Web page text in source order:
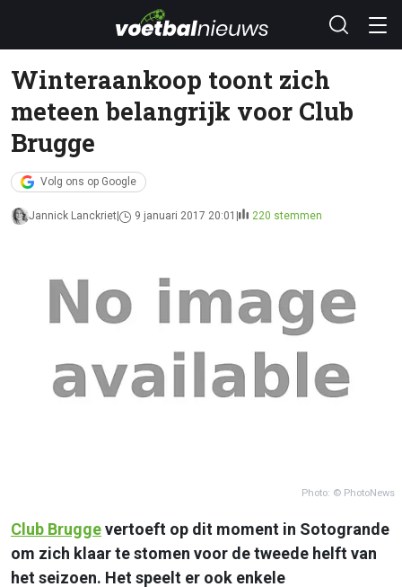
Winteraankoop toont zich
meteen belangrijk voor Club
Brugge
Volg ons op Google
Jannick Lanckriet 9 januari 2017 20:01 220 stemmen
Photo: © PhotoNews
Club Bruggevertoeft op dit moment in Sotogrande
om zich klaar te stomen voor de tweede helft van
het seizoen. Het speelt er ook enkele